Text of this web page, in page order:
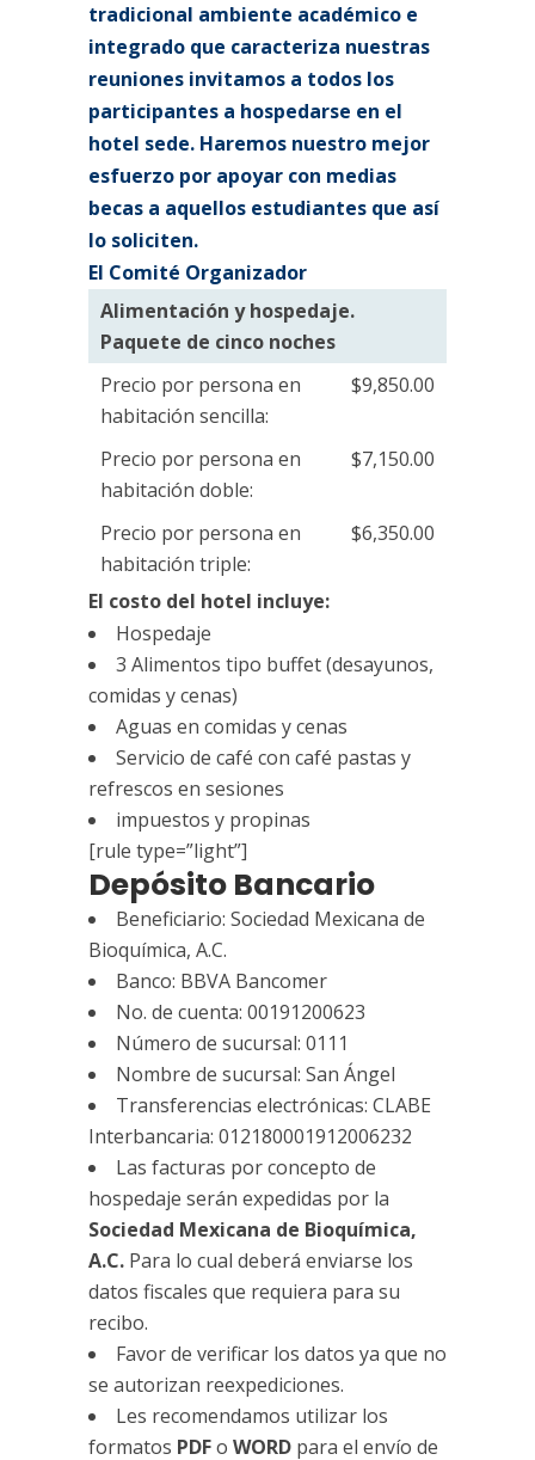
tradicional ambiente académico e
integrado que caracteriza nuestras
reuniones invitamos a todos los
participantes a hospedarse en el
hotel sede. Haremos nuestro mejor
esfuerzo por apoyar con medias
becas a aquellos estudiantes que así
lo soliciten.
El Comité Organizador
Alimentación y hospedaje.
Paquete de cinco noches
Precio por persona en
habitación sencilla:
$9,850.00
Precio por persona en
habitación doble:
$7,150.00
Precio por persona en
habitación triple:
$6,350.00
El costo del hotel incluye:
Hospedaje
3 Alimentos tipo buffet (desayunos,
comidas y cenas)
Aguas en comidas y cenas
Servicio de café con café pastas y
refrescos en sesiones
impuestos y propinas
[rule type=”light”]
Depósito Bancario
Beneficiario: Sociedad Mexicana de
Bioquímica, A.C.
Banco: BBVA Bancomer
No. de cuenta: 00191200623
Número de sucursal: 0111
Nombre de sucursal: San Ángel
Transferencias electrónicas: CLABE
Interbancaria: 012180001912006232
Las facturas por concepto de
hospedaje serán expedidas por la
Sociedad Mexicana de Bioquímica,
A.C. Para lo cual deberá enviarse los
datos fiscales que requiera para su
recibo.
Favor de verificar los datos ya que no
se autorizan reexpediciones.
Les recomendamos utilizar los
formatos PDFo WORD para el envío de